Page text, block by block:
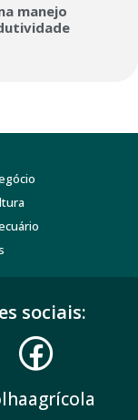
manejo
sociais: